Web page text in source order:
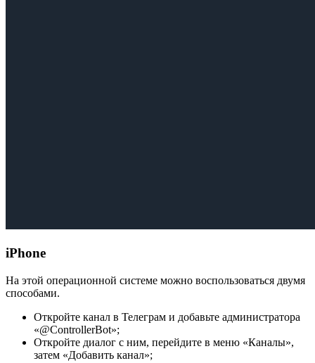
iPhone
На этой операционной системе можно воспользоваться двумя
способами.
Откройте канал в Телеграм и добавьте администратора
«@ControllerBot»;
Откройте диалог с ним, перейдите в меню «Каналы»,
затем «Добавить канал»;